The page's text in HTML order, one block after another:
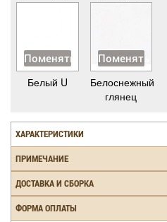
Поменять
Белый U
Поменять
Белоснежный
глянец
ХАРАКТЕРИСТИКИ
ПРИМЕЧАНИЕ
ДОСТАВКА И СБОРКА
ФОРМА ОПЛАТЫ